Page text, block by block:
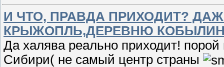
И ЧТО, ПРАВДА ПРИХОДИТ?
КРЫЖОПЛЬ,ДЕРЕВНЮ
Да халява реально приходит!
Сибири( не самый центр страны